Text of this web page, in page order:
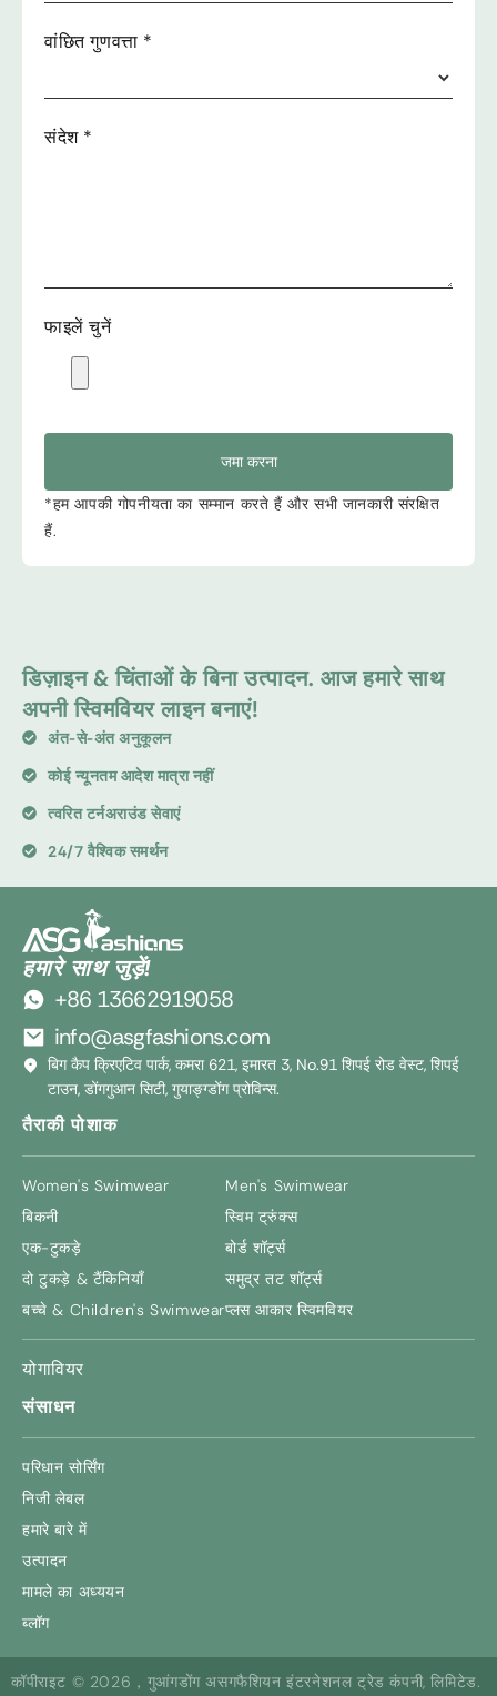
डिज़ाइन & चिंताओं के बिना उत्पादन. आज हमारे साथ
अपनी स्विमवियर लाइन बनाएं!
अंत-से-अंत अनुकूलन
कोई न्यूनतम आदेश मात्रा नहीं
त्वरित टर्नअराउंड सेवाएं
24/7 वैश्विक समर्थन
वांछित गुणवत्ता *
संदेश *
फाइलें चुनें
जमा करना
*हम आपकी गोपनीयता का सम्मान करते हैं और सभी जानकारी संरक्षित
हैं.
हमारे साथ जुड़ें!
+86 13662919058
info@asgfashions.com
बिग कैप क्रिएटिव पार्क, कमरा 621, इमारत 3, No.91 शिपई रोड वेस्ट, शिपई
टाउन, डोंगगुआन सिटी, गुयाङ्ग्डोंग प्रोविन्स.
तैराकी पोशाक
Women's Swimwear
बिकनी
एक-टुकड़े
दो टुकड़े & टैंकिनियाँ
बच्चे & Children's Swimwear
Men's Swimwear
स्विम ट्रुंक्स
बोर्ड शॉर्ट्स
समुद्र तट शॉर्ट्स
प्लस आकार स्विमवियर
योगावियर
संसाधन
परिधान सोर्सिंग
निजी लेबल
हमारे बारे में
उत्पादन
मामले का अध्ययन
ब्लॉग
कॉपीराइट © 2026，गुआंगडोंग असगफैशियन इंटरनेशनल ट्रेड कंपनी, लिमिटेड.